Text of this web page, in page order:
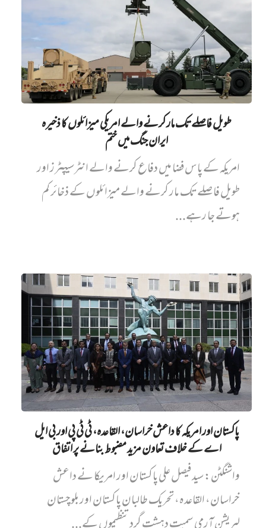
طویل فاصلے تک مار کرنے والے امریکی میزائلوں کا ذخیرہ
ایران جنگ میں‌ ختم
امریکہ کے پاس فضا میں دفاع کرنے والے انٹرسیپٹرز اور
طویل فاصلے تک مار کرنے والے میزائلوں کے ذخائر کم
ہوتے جا رہے...
پاکستان اور امریکہ کا داعش خراسان، القاعدہ، ٹی ٹی پی اور بی ایل
اے کے خلاف تعاون مزید مضبوط بنانے پر اتفاق
واشنگٹن: سید فیصل علی پاکستان اور امریکا نے داعش
خراسان، القاعدہ، تحریک طالبان پاکستان اور بلوچستان